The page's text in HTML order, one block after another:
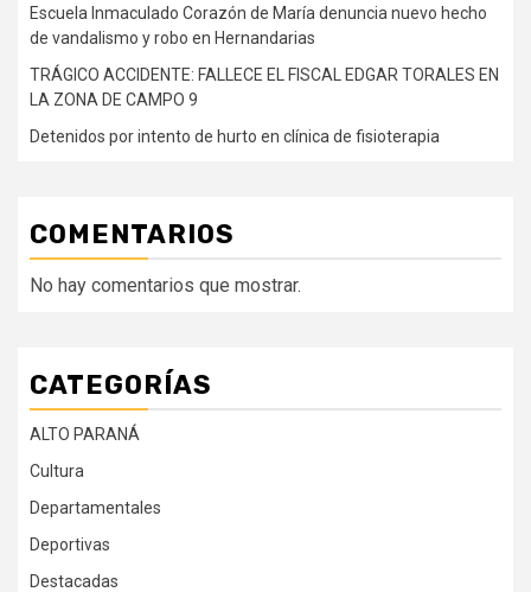
Escuela Inmaculado Corazón de María denuncia nuevo hecho
de vandalismo y robo en Hernandarias
TRÁGICO ACCIDENTE: FALLECE EL FISCAL EDGAR TORALES EN
LA ZONA DE CAMPO 9
Detenidos por intento de hurto en clínica de fisioterapia
COMENTARIOS
No hay comentarios que mostrar.
CATEGORÍAS
ALTO PARANÁ
Cultura
Departamentales
Deportivas
Destacadas